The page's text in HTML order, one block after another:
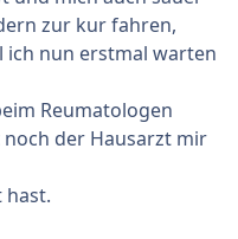
zur kur fahren,
nun erstmal warten
Reumatologen
der Hausarzt mir
hast.